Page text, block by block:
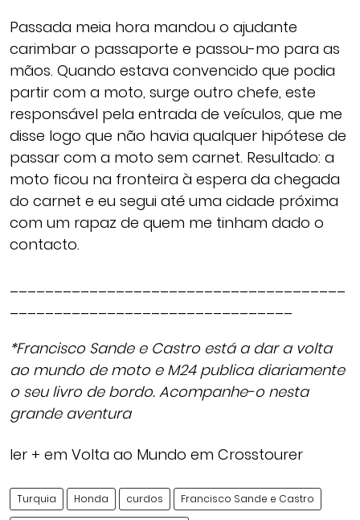
Passada meia hora mandou o ajudante
carimbar o passaporte e passou-mo para as
mãos. Quando estava convencido que podia
partir com a moto, surge outro chefe, este
responsável pela entrada de veículos, que me
disse logo que não havia qualquer hipótese de
passar com a moto sem carnet. Resultado: a
moto ficou na fronteira à espera da chegada
do carnet e eu segui até uma cidade próxima
com um rapaz de quem me tinham dado o
contacto.
*Francisco Sande e Castro está a dar a volta
ao mundo de moto e M24 publica diariamente
o seu livro de bordo. Acompanhe-o nesta
grande aventura
ler + em Volta ao Mundo em Crosstourer
Turquia Honda curdos Francisco Sande e Castro